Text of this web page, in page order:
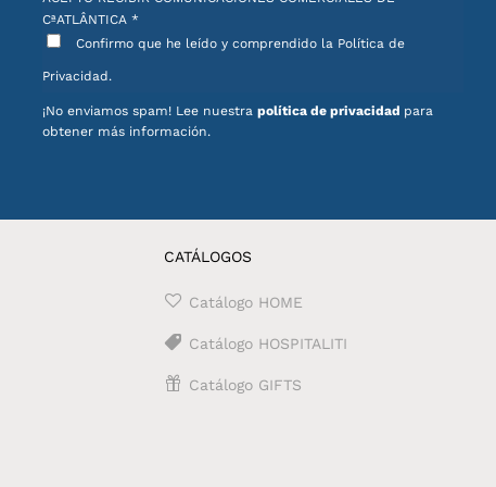
CªATLÂNTICA *
Confirmo que he leído y comprendido la Política de
Privacidad.
¡No enviamos spam! Lee nuestra política de privacidad para
obtener más información.
CATÁLOGOS
Catálogo HOME
Catálogo HOSPITALITI
Catálogo GIFTS